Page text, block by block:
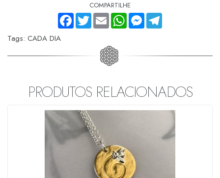
COMPARTILHE
FACEBOOKTWITTEREMAIL WHATSAPPMESSENGER
TELEGRAM
Tags: CADA DIA
PRODUTOS RELACIONADOS